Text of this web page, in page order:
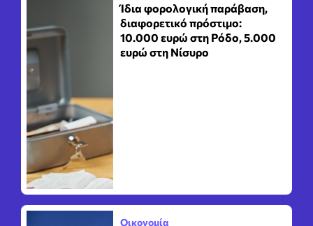
Ίδια φορολογική παράβαση,
διαφορετικό πρόστιμο:
10.000 ευρώ στη Ρόδο, 5.000
ευρώ στη Νίσυρο
Οικονομία